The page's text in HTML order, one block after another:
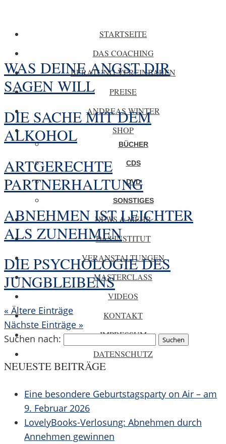
STARTSEITE
DAS COACHING
BERATUNG VEREINBAREN
PREISE
ANDREAS WINTER
SHOP
BÜCHER
CDS
DVD
SONSTIGES
NEWS & MEHR
DAS INSTITUT
VERANSTALTUNGEN
MASTERCLASS
VIDEOS
KONTAKT
IMPRESSUM
DATENSCHUTZ
WAS DEINE ANGST DIR
SAGEN WILL
DIE SACHE MIT DEM
ALKOHOL
ARTGERECHTE
PARTNERHALTUNG
ABNEHMEN IST LEICHTER
ALS ZUNEHMEN
DIE PSYCHOLOGIE DES
JUNGBLEIBENS
« Ältere Einträge
Nächste Einträge »
Suchen nach:
NEUESTE BEITRÄGE
Eine besondere Geburtstagsparty on Air – am
9. Februar 2026
LovelyBooks-Verlosung: Abnehmen durch
Annehmen gewinnen